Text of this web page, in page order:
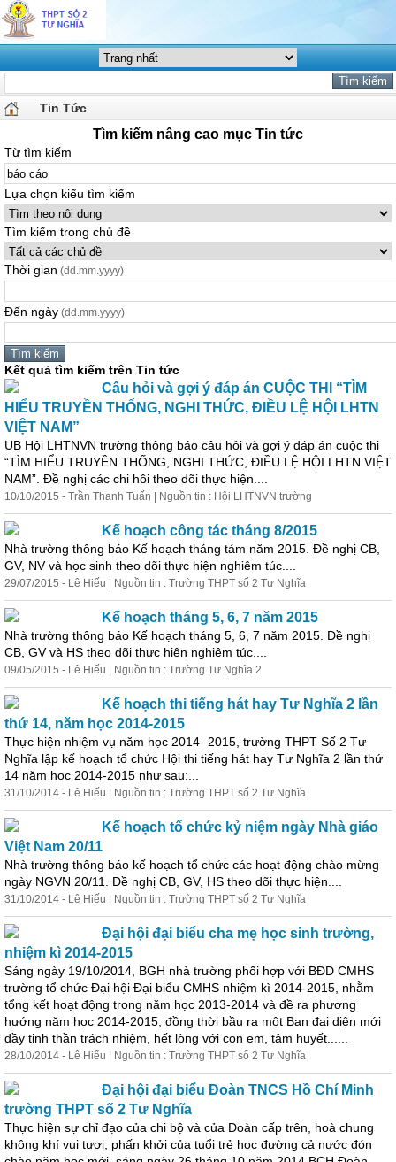
Tin Tức
Tìm kiếm nâng cao mục Tin tức
Từ tìm kiếm
Lựa chọn kiểu tìm kiếm
Tìm kiếm trong chủ đề
Thời gian (dd.mm.yyyy)
Đến ngày (dd.mm.yyyy)
Kết quả tìm kiếm trên Tin tức
Câu hỏi và gợi ý đáp án CUỘC THI “TÌM
HIỂU TRUYỀN THỐNG, NGHI THỨC, ĐIỀU LỆ HỘI LHTN
VIỆT NAM”
UB Hội LHTNVN trường thông báo câu hỏi và gợi ý đáp án cuộc thi
“TÌM HIỂU TRUYỀN THỐNG, NGHI THỨC, ĐIỀU LỆ HỘI LHTN VIỆT
NAM”. Đề nghị các chi hôi theo dõi thực hiện....
10/10/2015 - Trần Thanh Tuấn | Nguồn tin : Hội LHTNVN trường
Kế hoạch công tác tháng 8/2015
Nhà trường thông báo Kế hoạch tháng tám năm 2015. Đề nghị CB,
GV, NV và học sinh theo dõi thực hiện nghiêm túc....
29/07/2015 - Lê Hiếu | Nguồn tin : Trường THPT số 2 Tư Nghĩa
Kế hoạch tháng 5, 6, 7 năm 2015
Nhà trường thông báo Kế hoạch tháng 5, 6, 7 năm 2015. Đề nghị
CB, GV và HS theo dõi thực hiện nghiêm túc....
09/05/2015 - Lê Hiếu | Nguồn tin : Trường Tư Nghĩa 2
Kế hoạch thi tiếng hát hay Tư Nghĩa 2 lần
thứ 14, năm học 2014-2015
Thực hiện nhiệm vụ năm học 2014- 2015, trường THPT Số 2 Tư
Nghĩa lập kế hoạch tổ chức Hội thi tiếng hát hay Tư Nghĩa 2 lần thứ
14 năm học 2014-2015 như sau:...
31/10/2014 - Lê Hiếu | Nguồn tin : Trường THPT số 2 Tư Nghĩa
Kế hoạch tổ chức kỷ niệm ngày Nhà giáo
Việt Nam 20/11
Nhà trường thông báo kế hoạch tổ chức các hoạt động chào mừng
ngày NGVN 20/11. Đề nghị CB, GV, HS theo dõi thực hiện....
31/10/2014 - Lê Hiếu | Nguồn tin : Trường THPT số 2 Tư Nghĩa
Đại hội đại biểu cha mẹ học sinh trường,
nhiệm kì 2014-2015
Sáng ngày 19/10/2014, BGH nhà trường phối hợp với BĐD CMHS
trường tổ chức Đại hội Đại biểu CMHS nhiệm kì 2014-2015, nhằm
tổng kết hoạt động trong năm học 2013-2014 và đề ra phương
hướng năm học 2014-2015; đồng thời bầu ra một Ban đại diện mới
đầy tinh thần trách nhiệm, hết lòng với con em, tâm huyết......
28/10/2014 - Lê Hiếu | Nguồn tin : Trường THPT số 2 Tư Nghĩa
Đại hội đại biểu Đoàn TNCS Hồ Chí Minh
trường THPT số 2 Tư Nghĩa
Thực hiện sự chỉ đạo của chi bộ và của Đoàn cấp trên, hoà chung
không khí vui tươi, phấn khởi của tuổi trẻ học đường cả nước đón